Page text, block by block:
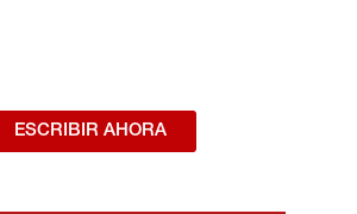
ESCRIBIR AHORA